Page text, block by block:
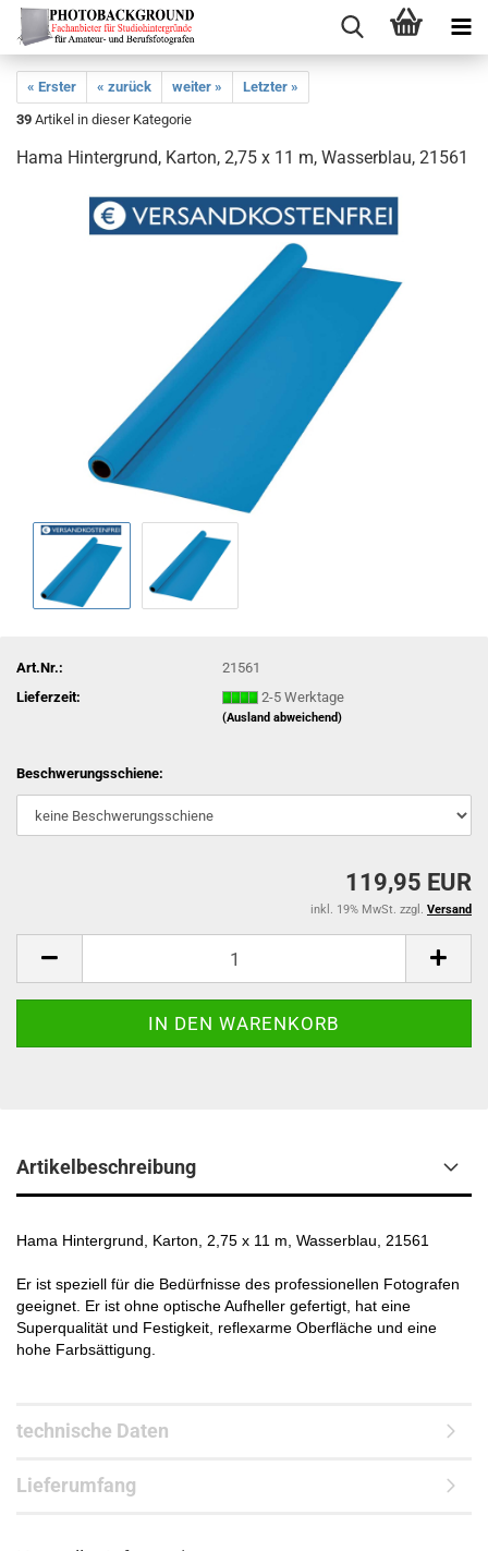
« Erster « zurück weiter »
Letzter »
39 Artikel in dieser Kategorie
Hama Hintergrund, Karton, 2,75 x 11 m, Wasserblau, 21561
Art.Nr.:
21561
Lieferzeit:
2-5 Werktage
(Ausland abweichend)
Beschwerungsschiene:
119,95 EUR
inkl. 19% MwSt. zzgl. Versand
Artikelbeschreibung
Hama Hintergrund, Karton, 2,75 x 11 m, Wasserblau, 21561
Er ist speziell für die Bedürfnisse des professionellen Fotografen
geeignet. Er ist ohne optische Aufheller gefertigt, hat eine
Superqualität und Festigkeit, reflexarme Oberfläche und eine
hohe Farbsättigung.
technische Daten
Lieferumfang